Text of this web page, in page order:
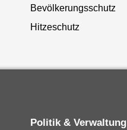
Bevölkerungsschutz
Hitzeschutz
Politik & Verwaltung